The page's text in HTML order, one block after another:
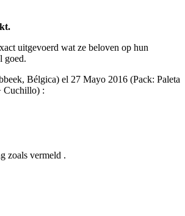
uitgevoerd wat ze beloven op hun
goed.
Bélgica) el 27 Mayo 2016 (Pack: Paleta
Cuchillo) :
zoals vermeld .